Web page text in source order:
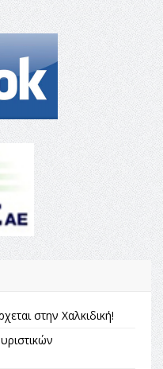
στην Χαλκιδική!